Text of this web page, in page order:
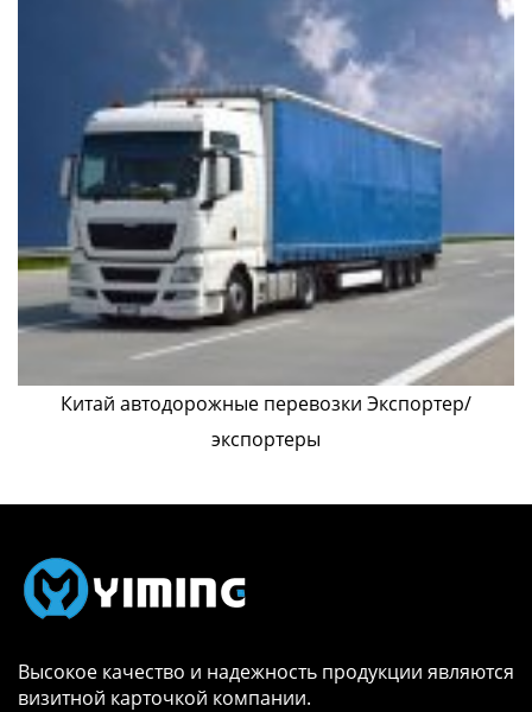
Китай автодорожные перевозки Экспортер/
экспортеры
Высокое качество и надежность продукции являются
визитной карточкой компании.